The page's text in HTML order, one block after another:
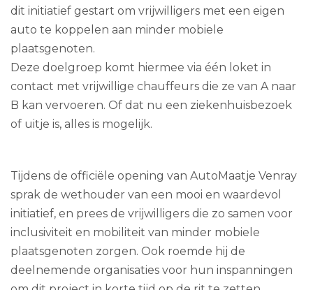
dit initiatief gestart om vrijwilligers met een eigen
auto te koppelen aan minder mobiele
plaatsgenoten.
Deze doelgroep komt hiermee via één loket in
contact met vrijwillige chauffeurs die ze van A naar
B kan vervoeren. Of dat nu een ziekenhuisbezoek
of uitje is, alles is mogelijk.
Tijdens de officiële opening van AutoMaatje Venray
sprak de wethouder van een mooi en waardevol
initiatief, en prees de vrijwilligers die zo samen voor
inclusiviteit en mobiliteit van minder mobiele
plaatsgenoten zorgen. Ook roemde hij de
deelnemende organisaties voor hun inspanningen